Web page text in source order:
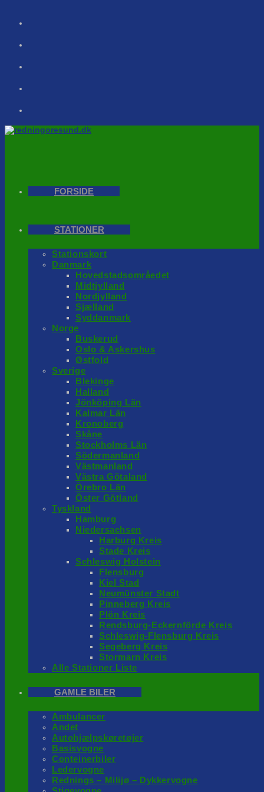
FORSIDE
STATIONER
Stationskort
Danmark
Hovedstadsområedet
Midtjylland
Nordjylland
Sjælland
Syddanmark
Norge
Buskerud
Oslo & Askershus
Østfold
Sverige
Blekinge
Halland
Jönköping Län
Kalmar Län
Kronoberg
Skåne
Stockholms Län
Södermanland
Västmanland
Västra Götaland
Örebro Län
Öster Götland
Tyskland
Hamburg
Niedersachsen
Harburg Kreis
Stade Kreis
Schleswig Holstein
Flensburg
Kiel Stad
Neumünster Stadt
Pinneberg Kreis
Plön Kreis
Rendsburg-Eckernförde Kreis
Schleswig-Flensburg Kreis
Segeberg Kreis
Stormarn Kreis
Alle Stationer Liste
GAMLE BILER
Ambulancer
Andet
Autohjælpskøretøjer
Basisvogne
Conteinerbiler
Ledervogne
Rednings – Milijø – Dykkervogne